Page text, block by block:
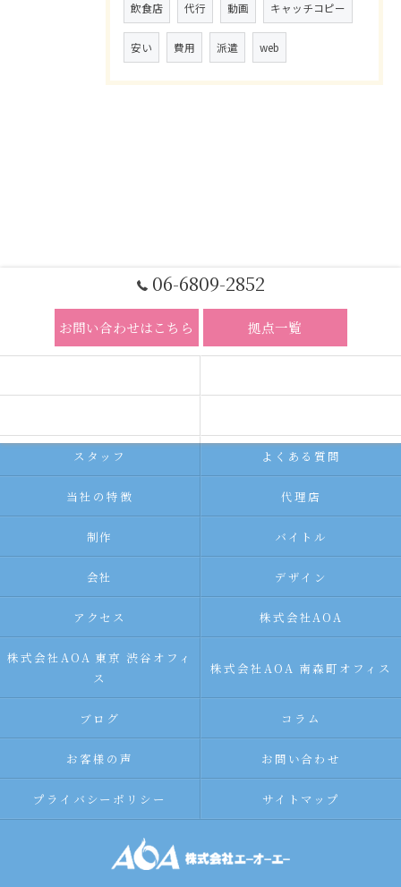
飲食店 代行 動画 キャッチコピー
安い 費用 派遣 web
06-6809-2852
お問い合わせはこちら 拠点一覧
スタッフ よくある質問
当社の特徴 代理店
制作 バイトル
会社 デザイン
アクセス 株式会社AOA
株式会社AOA 東京 渋谷オフィ
ス
株式会社AOA 南森町オフィス
ブログ コラム
お客様の声 お問い合わせ
プライバシーポリシー サイトマップ